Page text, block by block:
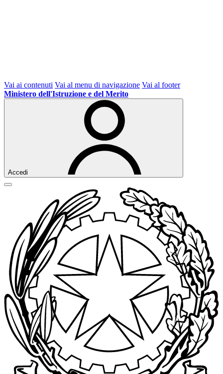
Vai ai contenuti Vai al menu di navigazione Vai al footer
Ministero dell'Istruzione e del Merito
Accedi